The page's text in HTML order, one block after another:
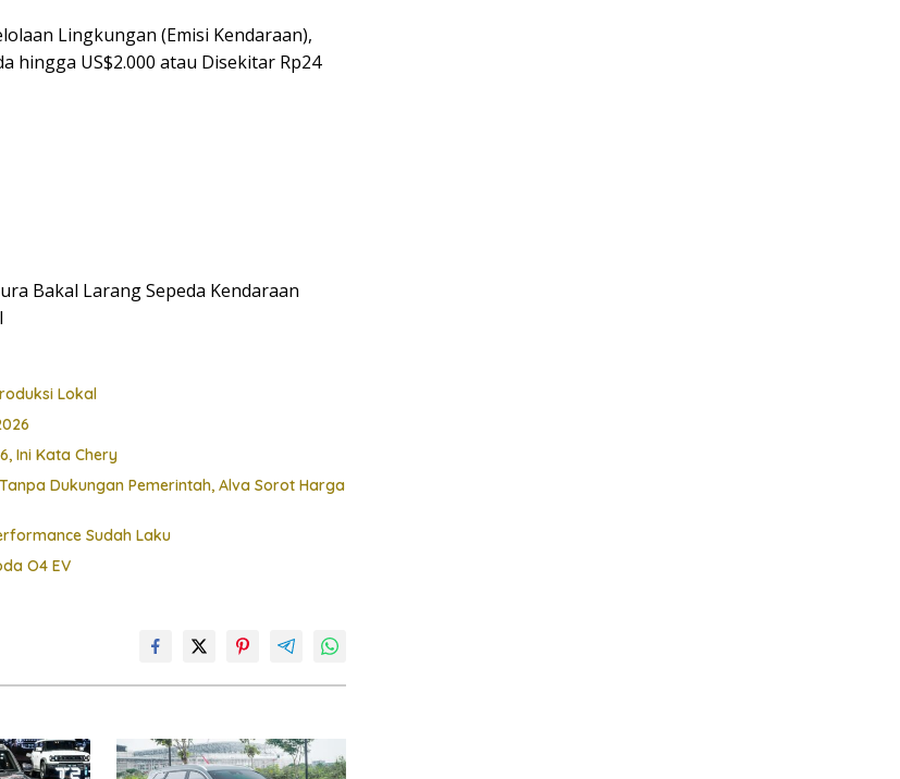
Lingkungan (Emisi Kendaraan),
hingga US$2.000 atau Disekitar Rp24
Bakal Larang Sepeda Kendaraan
Lokal
Ini Kata Chery
Dukungan Pemerintah, Alva Sorot Harga
Sudah Laku
O4 EV